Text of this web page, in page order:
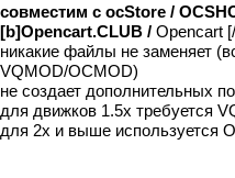
совместим с ocStore /
[b]Opencart.CLUB / Opencart
никакие файлы не заменяет
VQMOD/OCMOD)
не создает дополнительных
для движков 1.5х требуется
для 2x и выше используется